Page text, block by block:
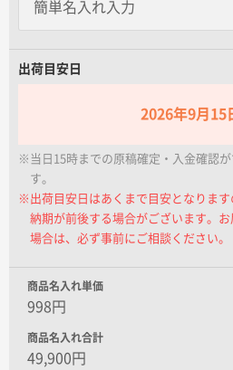
一個あたり
一個あたり
φ79.3×24.0
出荷目安日
2026年9月15
※当日15時までの原稿確定・入金確認
す。
※出荷目安日はあくまで目安となりま
納期が前後する場合がございます。
場合は、必ず事前にご相談ください。
商品名入れ単価
998円
商品名入れ合計
49,900円